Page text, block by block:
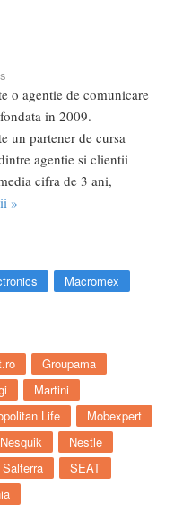
o agentie de comunicare
in 2009.
un partener de cursa
agentie si clientii
cifra de 3 ani,
»
Macromex
Groupama
Martini
Life
Mobexpert
Nesquik
Nestle
Salterra
SEAT